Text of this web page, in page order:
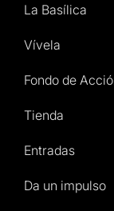
La Basílica
Vívela
Fondo de
Tienda
Entradas
Da un impulso